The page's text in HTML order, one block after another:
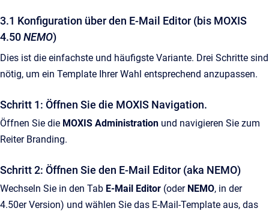
3.1 Konfiguration über den E-Mail Editor (bis MOXIS
4.50NEMO)
Dies ist die einfachste und häufigste Variante. Drei Schritte sind
nötig, um ein Template Ihrer Wahl entsprechend anzupassen.
Schritt 1: Öffnen Sie die MOXIS Navigation.
Öffnen Sie die MOXIS Administration und navigieren Sie zum
Reiter Branding.
Schritt 2: Öffnen Sie den E-Mail Editor (aka NEMO)
Wechseln Sie in den Tab E-Mail Editor (oder NEMO, in der
4.50er Version) und wählen Sie das E-Mail-Template aus, das